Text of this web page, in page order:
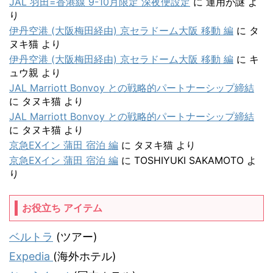
り
伊丹空港 (大阪梅田経由) 京セラドーム大阪 移動 編 に タ
ヌキ猫 より
伊丹空港 (大阪梅田経由) 京セラドーム大阪 移動 編 に キ
ュウ親 より
JAL Marriott Bonvoy との戦略的パートナーシップ締結
に タヌキ猫 より
JAL Marriott Bonvoy との戦略的パートナーシップ締結
に タヌキ猫 より
京急EXイン 蒲田 宿泊 編 に タヌキ猫 より
京急EXイン 蒲田 宿泊 編 に TOSHIYUKI SAKAMOTO よ
り
お役立ち アイテム
ベルトラ (ツアー)
Expedia (海外ホテル)